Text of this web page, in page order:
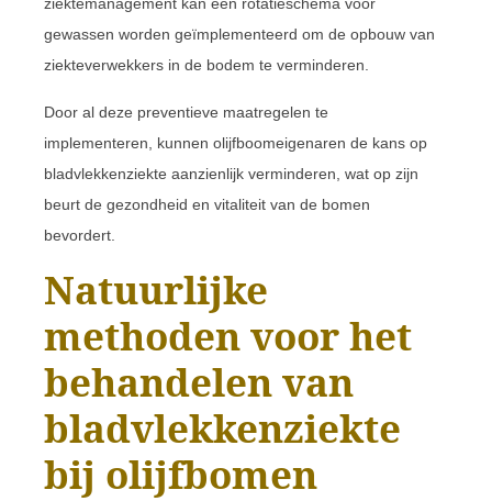
gewassen worden geïmplementeerd om de opbouw van
ziekteverwekkers in de bodem te verminderen.
Door al deze preventieve maatregelen te
implementeren, kunnen olijfboomeigenaren de kans op
bladvlekkenziekte aanzienlijk verminderen, wat op zijn
beurt de gezondheid en vitaliteit van de bomen
bevordert.
Natuurlijke
methoden voor het
behandelen van
bladvlekkenziekte
bij olijfbomen